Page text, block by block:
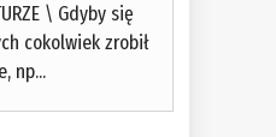
\ Gdyby się
cokolwiek zrobił
np...